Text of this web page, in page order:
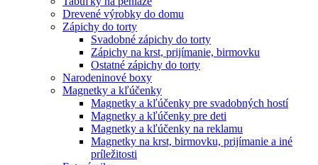
Drevené výrobky do domu
Zápichy do torty
Svadobné zápichy do torty
Zápichy na krst, prijímanie, birmovku
Ostatné zápichy do torty
Narodeninové boxy
Magnetky a kľúčenky
Magnetky a kľúčenky pre svadobných hostí
Magnetky a kľúčenky pre deti
Magnetky a kľúčenky na reklamu
Magnetky na krst, birmovku, prijímanie a iné
príležitosti